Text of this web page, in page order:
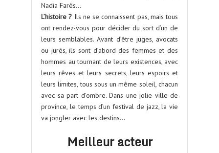
Nadia Farès…
L’histoire ? Ils ne se connaissent pas, mais tous
ont rendez-vous pour décider du sort d’un de
leurs semblables. Avant d’être juges, avocats
ou jurés, ils sont d’abord des femmes et des
hommes au tournant de leurs existences, avec
leurs rêves et leurs secrets, leurs espoirs et
leurs limites, tous sous un même soleil, chacun
avec sa part d’ombre. Dans une jolie ville de
province, le temps d’un festival de jazz, la vie
va jongler avec les destins…
Meilleur acteur